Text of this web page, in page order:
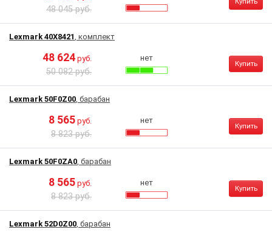
48 045 руб.
Lexmark 40X8421, комплект
48 624 руб.
50 082 руб.
нет
Купить
Lexmark 50F0Z00, барабан
8 565 руб.
8 823 руб.
нет
Купить
Lexmark 50F0ZA0, барабан
8 565 руб.
8 823 руб.
нет
Купить
Lexmark 52D0Z00, барабан